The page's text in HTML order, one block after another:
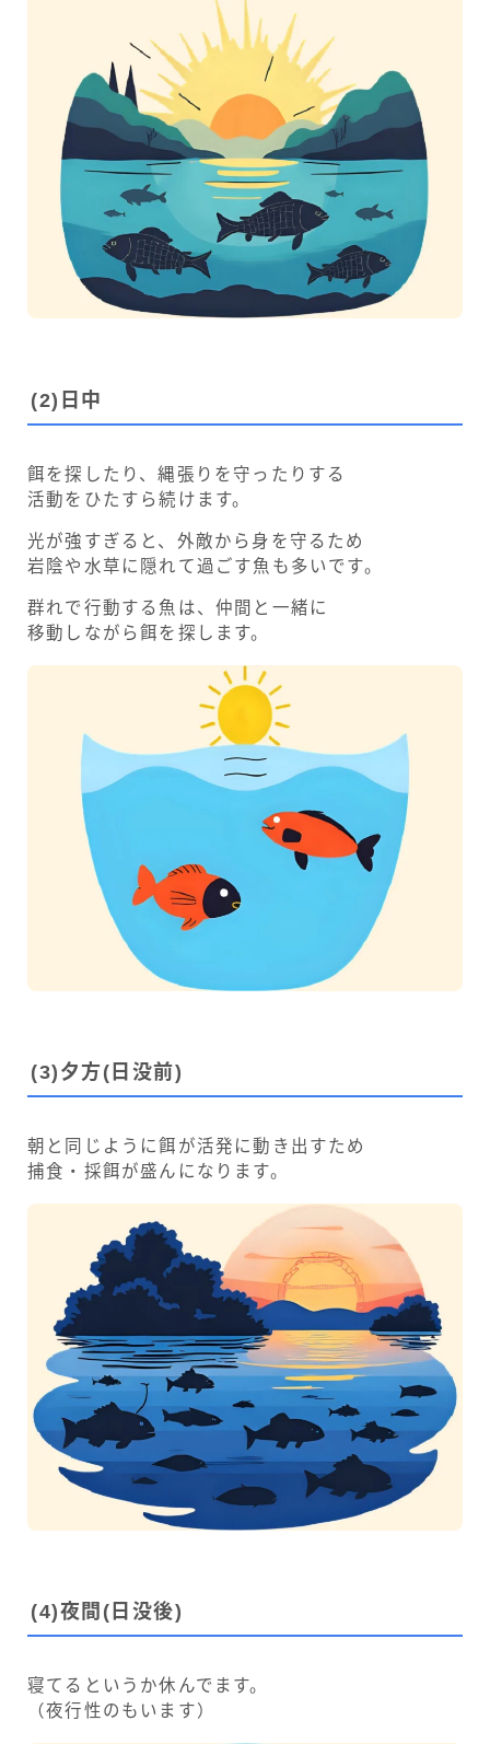
(2) 日中
餌を探したり、縄張りを守ったりする
活動をひたすら続けます。
光が強すぎると、外敵から身を守るため
岩陰や水草に隠れて過ごす魚も多いです。
群れで行動する魚は、仲間と一緒に
移動しながら餌を探します。
(3) 夕方(日没前)
朝と同じように餌が活発に動き出すため
捕食・採餌が盛んになります。
(4)夜間(日没後)
寝てるというか休んでます。
（夜行性のもいます）